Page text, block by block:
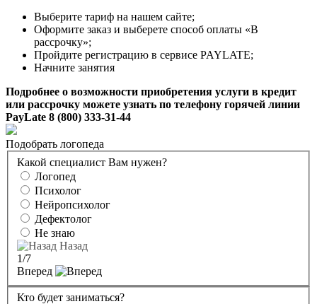
Выберите тариф на нашем сайте;
Оформите заказ и выберете способ оплаты «В
рассрочку»;
Пройдите регистрацию в сервисе PAYLATE;
Начните занятия
Подробнее о возможности приобретения услуги в кредит
или рассрочку можете узнать по телефону горячей линии
PayLate 8 (800) 333-31-44
Подобрать логопеда
Какой специалист Вам нужен?
Логопед
Психолог
Нейропсихолог
Дефектолог
Не знаю
Назад
1/7
Вперед
Кто будет заниматься?